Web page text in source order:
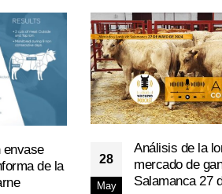
envase
de la
28
May
Análisis de la
mercado de
Salamanca 27